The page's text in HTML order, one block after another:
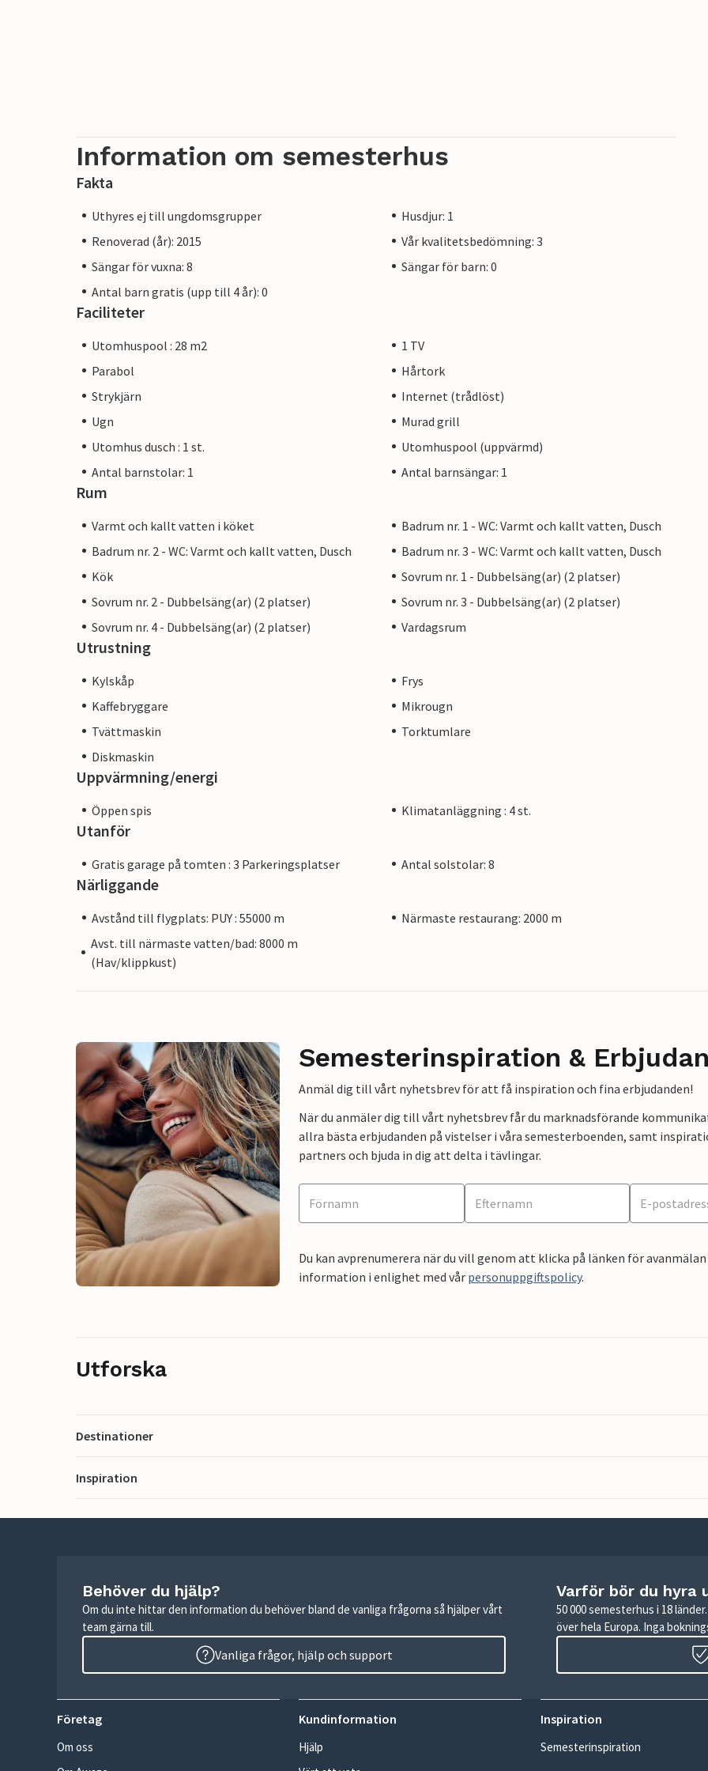
Information om semesterhus
Fakta
Uthyres ej till ungdomsgrupper
Husdjur: 1
Renoverad (år): 2015
Vår kvalitetsbedömning: 3
Sängar för vuxna: 8
Sängar för barn: 0
Antal barn gratis (upp till 4 år): 0
Faciliteter
Utomhuspool : 28 m2
1 TV
Parabol
Hårtork
Strykjärn
Internet (trådlöst)
Ugn
Murad grill
Utomhus dusch : 1 st.
Utomhuspool (uppvärmd)
Antal barnstolar: 1
Antal barnsängar: 1
Rum
Varmt och kallt vatten i köket
Badrum nr. 1 - WC: Varmt och kallt vatten, Dusch
Badrum nr. 2 - WC: Varmt och kallt vatten, Dusch
Badrum nr. 3 - WC: Varmt och kallt vatten, Dusch
Kök
Sovrum nr. 1 - Dubbelsäng(ar) (2 platser)
Sovrum nr. 2 - Dubbelsäng(ar) (2 platser)
Sovrum nr. 3 - Dubbelsäng(ar) (2 platser)
Sovrum nr. 4 - Dubbelsäng(ar) (2 platser)
Vardagsrum
Utrustning
Kylskåp
Frys
Kaffebryggare
Mikrougn
Tvättmaskin
Torktumlare
Diskmaskin
Uppvärmning/energi
Öppen spis Klimatanläggning : 4 st.
Utanför
Gratis garage på tomten : 3 Parkeringsplatser Antal solstolar: 8
Närliggande
Avstånd till flygplats: PUY : 55000 m
Närmaste restaurang: 2000 m
Avst. till närmaste vatten/bad: 8000 m
(Hav/klippkust)
Semesterinspiration &
Anmäl dig till vårt nyhetsbrev för att få inspiration och fina erbjudanden!
När du anmäler dig till vårt nyhetsbrev får du marknadsförande
allra bästa erbjudanden på vistelser i våra semesterboenden, samt
partners och bjuda in dig att delta i tävlingar.
Du kan avprenumerera när du vill genom att klicka på länken för
information i enlighet med vår personuppgiftspolicy.
Utforska
Destinationer
Inspiration
Behöver du hjälp?
Om du inte hittar den information du behöver bland de vanliga frågorna så hjälper vårt
team gärna till.
Vanliga frågor, hjälp och support
Varför bör du hyra
50 000 semesterhus i 18
över hela Europa. Inga
Företag
Om oss
Kundinformation
Hjälp
Inspiration
Semesterinspiration